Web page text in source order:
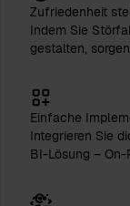
Zufriedenheit
Indem Sie
gestalten,
Einfache
Integrieren Sie
BI-Lösung – On-